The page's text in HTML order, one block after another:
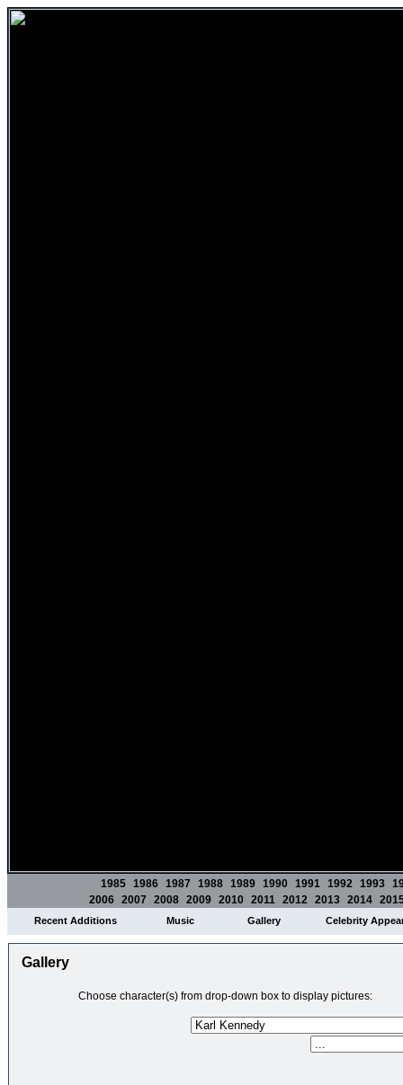
1985 1986 1987 1988 1989 1990 1991 1992 1993
2006 2007 2008 2009 2010 2011 2012 2013 2014
Recent Additions Music Gallery Celebrity
Gallery
Choose character(s) from drop-down box to display pictures: